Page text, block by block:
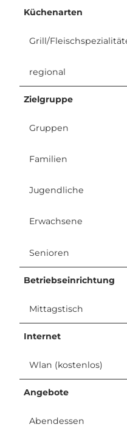
Küchenarten
Grill/
regional
Zielgruppe
Gruppen
Familien
Jugendliche
Erwachsene
Senioren
Betriebseinrichtung
Mittagstisch
Internet
Wlan (kostenlos)
Angebote
Abendessen